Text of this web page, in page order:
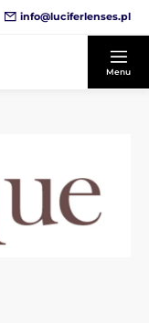
info@luciferlenses.pl
Menu